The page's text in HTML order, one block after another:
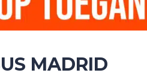
MADRID